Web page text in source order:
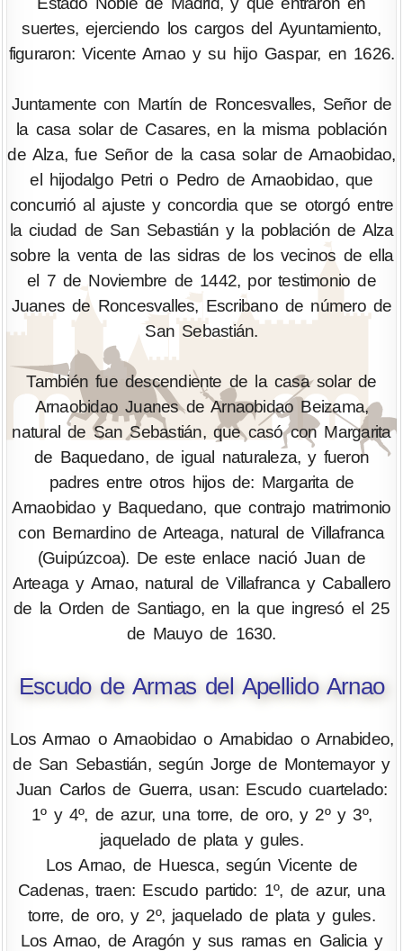
suertes, ejerciendo los cargos del Ayuntamiento,
figuraron: Vicente Arnao y su hijo Gaspar, en 1626.
Juntamente con Martín de Roncesvalles, Señor de
la casa solar de Casares, en la misma población
de Alza, fue Señor de la casa solar de Arnaobidao,
el hijodalgo Petri o Pedro de Arnaobidao, que
concurrió al ajuste y concordia que se otorgó entre
la ciudad de San Sebastián y la población de Alza
sobre la venta de las sidras de los vecinos de ella
el 7 de Noviembre de 1442, por testimonio de
Juanes de Roncesvalles, Escribano de número de
San Sebastián.
También fue descendiente de la casa solar de
Arnaobidao Juanes de Arnaobidao Beizama,
natural de San Sebastián, que casó con Margarita
de Baquedano, de igual naturaleza, y fueron
padres entre otros hijos de: Margarita de
Arnaobidao y Baquedano, que contrajo matrimonio
con Bernardino de Arteaga, natural de Villafranca
(Guipúzcoa). De este enlace nació Juan de
Arteaga y Arnao, natural de Villafranca y Caballero
de la Orden de Santiago, en la que ingresó el 25
de Mauyo de 1630.
Escudo de Armas del Apellido Arnao
Los Armao o Arnaobidao o Arnabidao o Arnabideo,
de San Sebastián, según Jorge de Montemayor y
Juan Carlos de Guerra, usan: Escudo cuartelado:
1º y 4º, de azur, una torre, de oro, y 2º y 3º,
jaquelado de plata y gules.
Los Arnao, de Huesca, según Vicente de
Cadenas, traen: Escudo partido: 1º, de azur, una
torre, de oro, y 2º, jaquelado de plata y gules.
Los Arnao, de Aragón y sus ramas en Galicia y